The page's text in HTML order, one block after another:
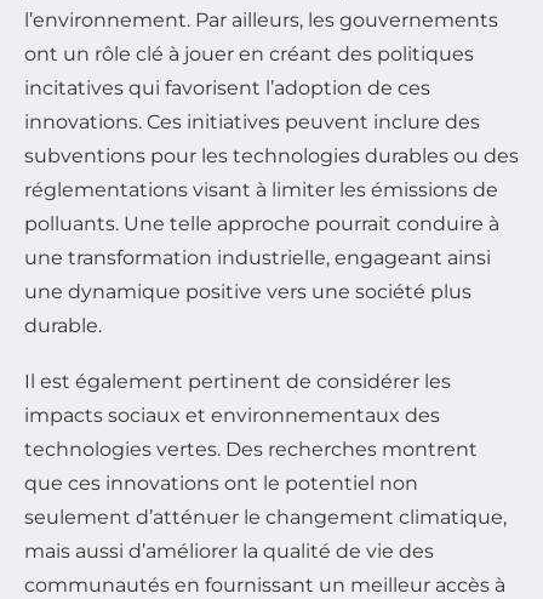
l’environnement. Par ailleurs, les gouvernements
ont un rôle clé à jouer en créant des politiques
incitatives qui favorisent l’adoption de ces
innovations. Ces initiatives peuvent inclure des
subventions pour les technologies durables ou des
réglementations visant à limiter les émissions de
polluants. Une telle approche pourrait conduire à
une transformation industrielle, engageant ainsi
une dynamique positive vers une société plus
durable.
Il est également pertinent de considérer les
impacts sociaux et environnementaux des
technologies vertes. Des recherches montrent
que ces innovations ont le potentiel non
seulement d’atténuer le changement climatique,
mais aussi d’améliorer la qualité de vie des
communautés en fournissant un meilleur accès à